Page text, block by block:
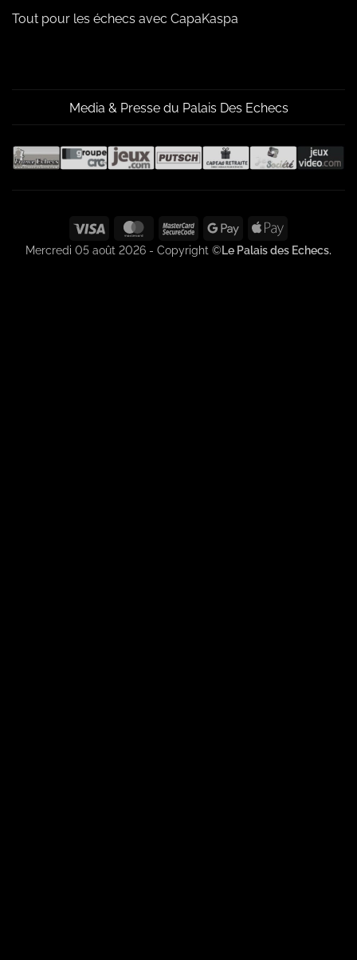
Tout pour les échecs avec CapaKaspa
Media & Presse du Palais Des Echecs
Visa MasterCardMasterCard
2
Google
Pay
Apple
Pay
Mercredi 05 août 2026 - Copyright ©Le Palais des Echecs.